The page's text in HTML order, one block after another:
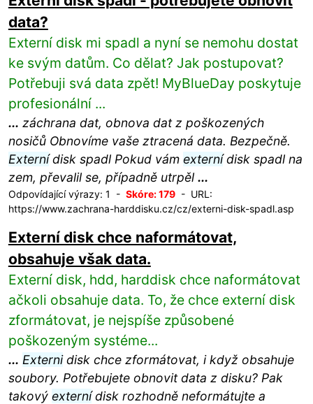
data?
Externí disk mi spadl a nyní se nemohu dostat
ke svým datům. Co dělat? Jak postupovat?
Potřebuji svá data zpět! MyBlueDay poskytuje
profesionální ...
... záchrana dat, obnova dat z poškozených
nosičů Obnovíme vaše ztracená data. Bezpečně.
Externídisk spadl Pokud vám externídisk spadl na
zem, převalil se, případně utrpěl ...
Odpovídající výrazy: 1 - Skóre: 179- URL:
https://www.zachrana-harddisku.cz/cz/externi-disk-spadl.asp
Externí disk chce naformátovat,
obsahuje však data.
Externí disk, hdd, harddisk chce naformátovat
ačkoli obsahuje data. To, že chce externí disk
zformátovat, je nejspíše způsobené
poškozeným systéme...
... Externidisk chce zformátovat, i když obsahuje
soubory. Potřebujete obnovit data z disku? Pak
takový externídisk rozhodně neformátujte a